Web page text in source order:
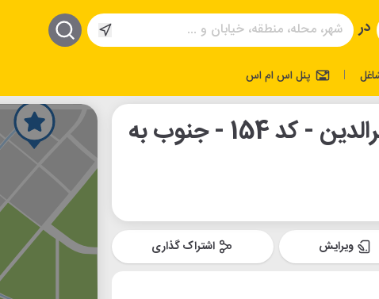
در
| پنل اس ام اس
ایستگاه اتوبوس سیدنصرالدین - کد 154 - جنوب به
ویرایش اشتراک گذاری